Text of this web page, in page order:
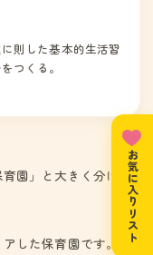
則した基本的生活習
つくる。
園」と大きく分け
した保育園です。住お気に入りリスト